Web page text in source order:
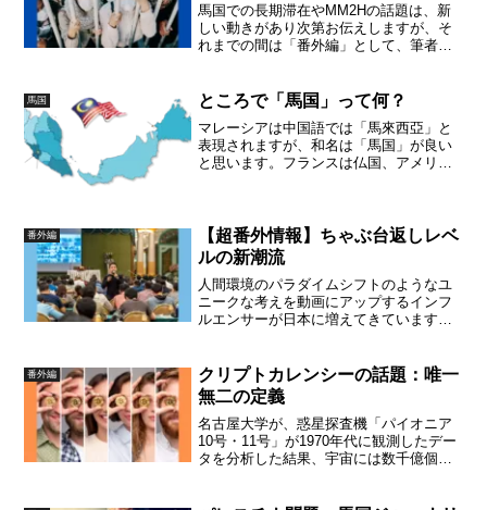
馬国での長期滞在やMM2Hの話題は、新
しい動きがあり次第お伝えしますが、そ
れまでの間は「番外編」として、筆者が
馬国 ところで「馬国」って何？
マレーシアは中国語では「馬來西亞」と
表現されますが、和名は「馬国」が良い
と思います。フランスは仏国、アメリカ
番外編
【超番外情報】ちゃぶ台返しレベ
ルの新潮流
人間環境のパラダイムシフトのようなユ
ニークな考えを動画にアップするインフ
ルエンサーが日本に増えてきています。
あり、筆者もこれまで聞いたことのない
話をしています。
番外編
クリプトカレンシーの話題：唯一
無二の定義
名古屋大学が、惑星探査機「パイオニア
10号・11号」が1970年代に観測したデー
タを分析した結果、宇宙には数千億個の